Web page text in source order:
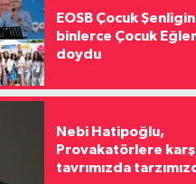
EOSB Çocuk
binlerce Çocuk
doydu
Nebi Hatipoğlu,
Provakatörlere
tavrımızda